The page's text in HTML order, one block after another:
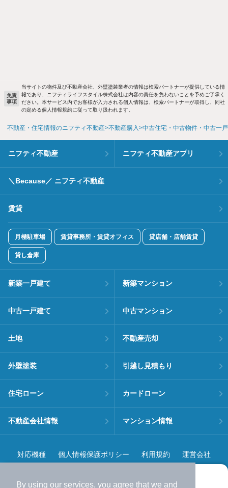
By using our services, you agree that we and
免責
事項
当サイトの物件及び不動産会社、外壁塗装業者の情報は検索パートナーが提供している情
報であり、ニフティライフスタイル株式会社は内容の責任を負わないことを予めご了承く
ださい。本サービス内でお客様が入力される個人情報は、検索パートナーが取得し、同社
の定める個人情報規約に従って取り扱われます。
不動産・住宅情報のニフティ不動産 不動産購入 中古住宅・中古物件・中古一
ニフティ不動産 ニフティ不動産アプリ
＼Because／ ニフティ不動産
賃貸
月極駐車場 賃貸事務所・賃貸オフィス 貸店舗・店舗賃貸
貸し倉庫
新築一戸建て 新築マンション
中古一戸建て 中古マンション
土地 不動産売却
外壁塗装 引越し見積もり
住宅ローン カードローン
不動産会社情報 マンション情報
対応機種 個人情報保護ポリシー 利用規約 運営会社